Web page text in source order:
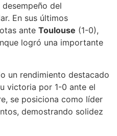
del
En sus últimos
ante Toulouse (1-0),
logró una importante
un rendimiento destacado
victoria por 1-0 ante el
se posiciona como líder
demostrando solidez